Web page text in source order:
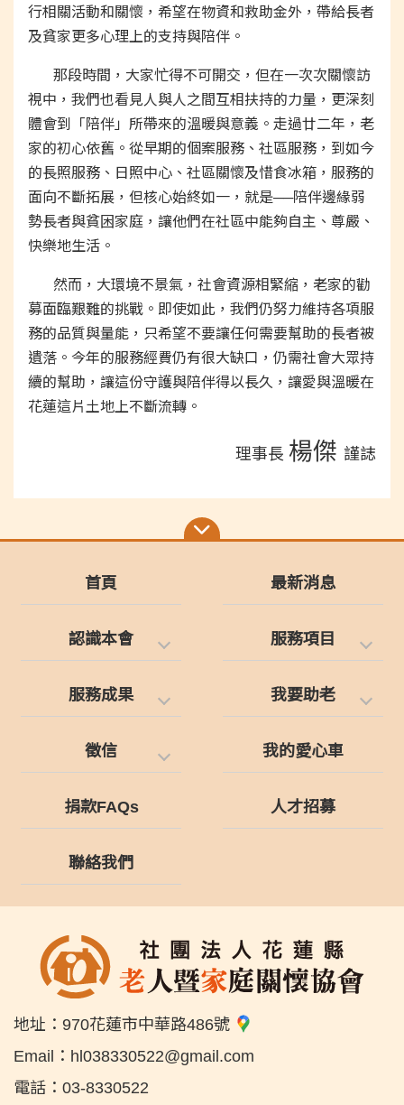
行相關活動和關懷，希望在物資和救助金外，帶給長者
及貧家更多心理上的支持與陪伴。
那段時間，大家忙得不可開交，但在一次次關懷訪
視中，我們也看見人與人之間互相扶持的力量，更深刻
體會到「陪伴」所帶來的溫暖與意義。走過廿二年，老
家的初心依舊。從早期的個案服務、社區服務，到如今
的長照服務、日照中心、社區關懷及惜食冰箱，服務的
面向不斷拓展，但核心始終如一，就是──陪伴邊緣弱
勢長者與貧困家庭，讓他們在社區中能夠自主、尊嚴、
快樂地生活。
然而，大環境不景氣，社會資源相緊縮，老家的勸
募面臨艱難的挑戰。即使如此，我們仍努力維持各項服
務的品質與量能，只希望不要讓任何需要幫助的長者被
遺落。今年的服務經費仍有很大缺口，仍需社會大眾持
續的幫助，讓這份守護與陪伴得以長久，讓愛與溫暖在
花蓮這片土地上不斷流轉。
理事長 楊傑 謹誌
首頁 最新消息
認識本會 服務項目
服務成果 我要助老
徵信 我的愛心車
捐款FAQs 人才招募
聯絡我們
地址： 970花蓮市中華路486號
Email： hl038330522@gmail.com
電話： 03-8330522